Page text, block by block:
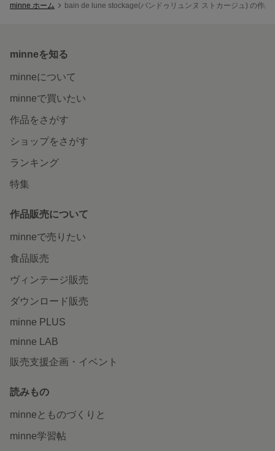
minne ホーム bain de lune stockage(バンドゥリュンヌ ストカージュ) の作品
minneを知る
minneについて
minneで買いたい
作品をさがす
ショップをさがす
ランキング
特集
作品販売について
minneで売りたい
食品販売
ヴィンテージ販売
ダウンロード販売
minne PLUS
minne LAB
販売支援企画・イベント
読みもの
minneとものづくりと
minne学習帖